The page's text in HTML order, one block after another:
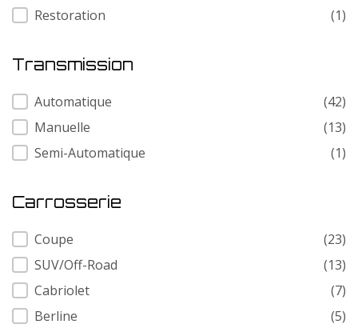
Restoration
(1)
Transmission
Transmission
Automatique
(42)
Manuelle
(13)
Semi-Automatique
(1)
Carrosserie
Carrosserie
Coupe
(23)
SUV/Off-Road
(13)
Cabriolet
(7)
Berline
(5)